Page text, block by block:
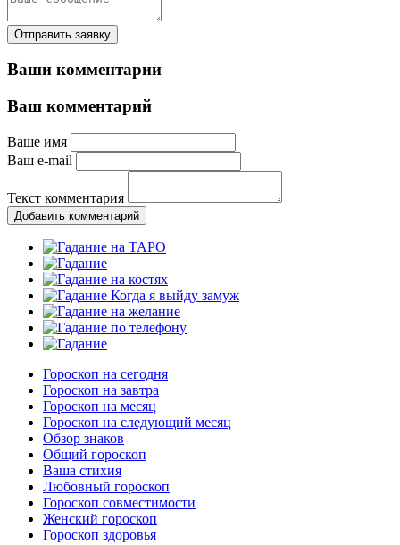
Отправить заявку
Ваши комментарии
Ваш комментарий
Ваше имя
Ваш e-mail
Текст комментария
Добавить комментарий
Гороскоп на сегодня
Гороскоп на завтра
Гороскоп на месяц
Гороскоп на следующий месяц
Обзор знаков
Общий гороскоп
Ваша стихия
Любовный гороскоп
Гороскоп совместимости
Женский гороскоп
Гороскоп здоровья